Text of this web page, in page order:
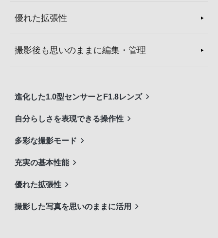
優れた拡張性
撮影後も思いのままに編集・管理
進化した1.0型センサーとF1.8レンズ
自分らしさを表現できる操作性
多彩な撮影モード
充実の基本性能
優れた拡張性
撮影した写真を思いのままに活用